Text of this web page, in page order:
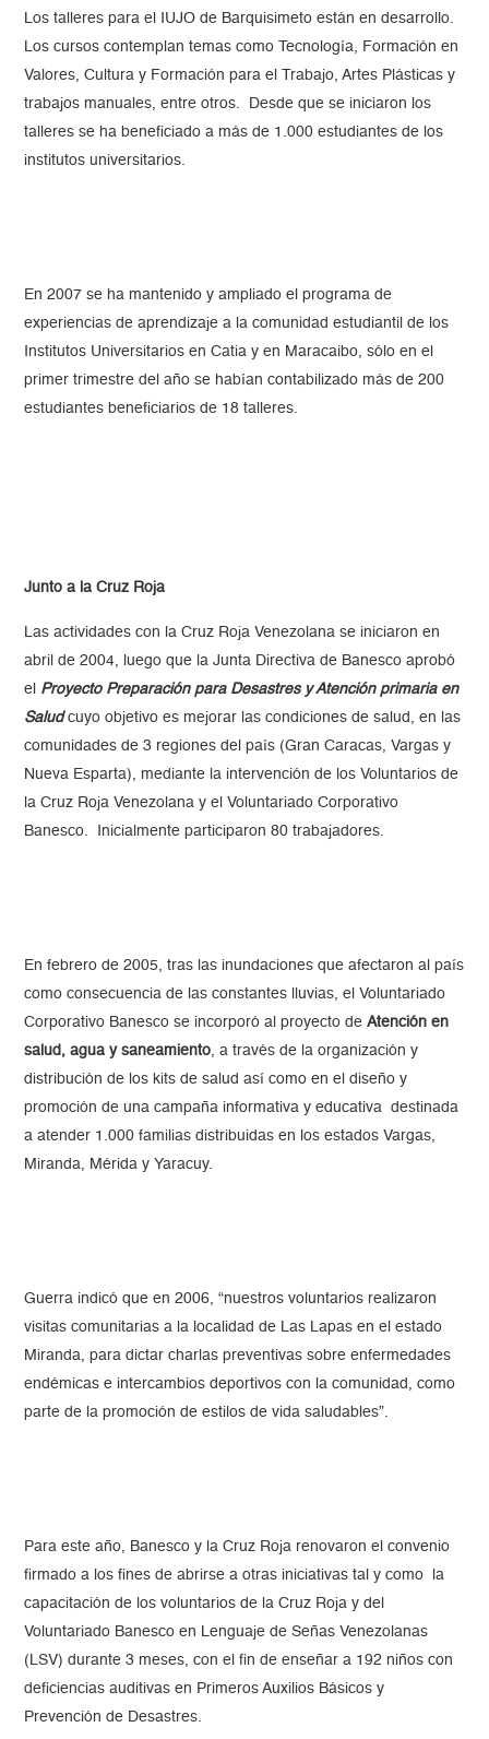
Los talleres para el IUJO de Barquisimeto están en desarrollo.
Los cursos contemplan temas como Tecnología, Formación en
Valores, Cultura y Formación para el Trabajo, Artes Plásticas y
trabajos manuales, entre otros. Desde que se iniciaron los
talleres se ha beneficiado a más de 1.000 estudiantes de los
institutos universitarios.
En 2007 se ha mantenido y ampliado el programa de
experiencias de aprendizaje a la comunidad estudiantil de los
Institutos Universitarios en Catia y en Maracaibo, sólo en el
primer trimestre del año se habían contabilizado más de 200
estudiantes beneficiarios de 18 talleres.
Junto a la Cruz Roja
Las actividades con la Cruz Roja Venezolana se iniciaron en
abril de 2004, luego que la Junta Directiva de Banesco aprobó
el Proyecto Preparación para Desastres y Atención primaria en
Saludcuyo objetivo es mejorar las condiciones de salud, en las
comunidades de 3 regiones del país (Gran Caracas, Vargas y
Nueva Esparta), mediante la intervención de los Voluntarios de
la Cruz Roja Venezolana y el Voluntariado Corporativo
Banesco. Inicialmente participaron 80 trabajadores.
En febrero de 2005, tras las inundaciones que afectaron al país
como consecuencia de las constantes lluvias, el Voluntariado
Corporativo Banesco se incorporó al proyecto deAtención en
salud, agua y saneamiento, a través de la organización y
distribución de los kits de salud así como en el diseño y
promoción de una campaña informativa y educativa destinada
a atender 1.000 familias distribuidas en los estados Vargas,
Miranda, Mérida y Yaracuy.
Guerra indicó que en 2006, “nuestros voluntarios realizaron
visitas comunitarias a la localidad de Las Lapas en el estado
Miranda, para dictar charlas preventivas sobre enfermedades
endémicas e intercambios deportivos con la comunidad, como
parte de la promoción de estilos de vida saludables”.
Para este año, Banesco y la Cruz Roja renovaron el convenio
firmado a los fines de abrirse a otras iniciativas tal y como la
capacitación de los voluntarios de la Cruz Roja y del
Voluntariado Banesco en Lenguaje de Señas Venezolanas
(LSV) durante 3 meses, con el fin de enseñar a 192 niños con
deficiencias auditivas en Primeros Auxilios Básicos y
Prevención de Desastres.